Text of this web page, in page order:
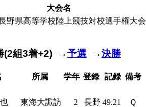
大会名
野県高等学校陸上競技対校選手権大会
(2組3着+2) →予選 →決勝
所属 学年 登録 記録 備考
東海大諏訪 2 長野 49.21
Ｑ